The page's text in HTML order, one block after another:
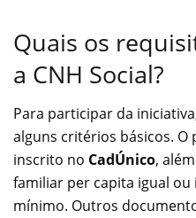
Quais os
a CNH Social?
Para participar da
alguns critérios básicos.
inscrito no CadÚnico,
familiar per capita igual
mínimo. Outros